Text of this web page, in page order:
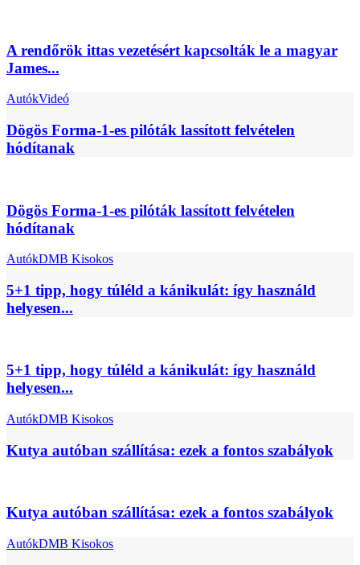
A rendőrök ittas vezetésért kapcsolták le a magyar
James...
AutókVideó
Dögös Forma-1-es pilóták lassított felvételen
hódítanak
Dögös Forma-1-es pilóták lassított felvételen
hódítanak
AutókDMB Kisokos
5+1 tipp, hogy túléld a kánikulát: így használd
helyesen...
5+1 tipp, hogy túléld a kánikulát: így használd
helyesen...
AutókDMB Kisokos
Kutya autóban szállítása: ezek a fontos szabályok
Kutya autóban szállítása: ezek a fontos szabályok
AutókDMB Kisokos